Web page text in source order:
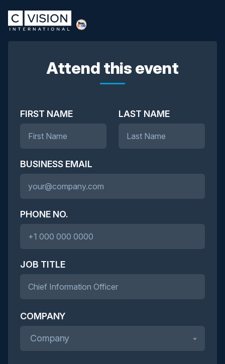
Attend this event
FIRST NAME LAST NAME
BUSINESS EMAIL
PHONE NO.
JOB TITLE
COMPANY
Company